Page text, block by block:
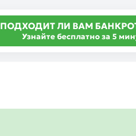
ПОДХОДИТ ЛИ ВАМ
Узнайте бесплатно за 5